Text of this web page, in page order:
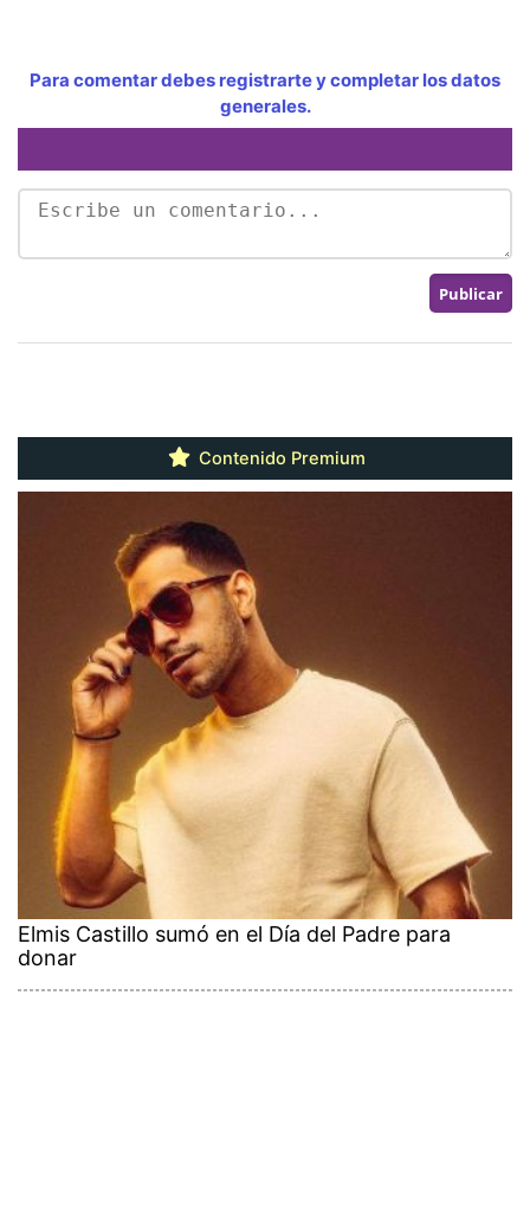
Para comentar debes registrarte y completar los datos
generales.
Contenido Premium
Elmis Castillo sumó en el Día del Padre para
donar